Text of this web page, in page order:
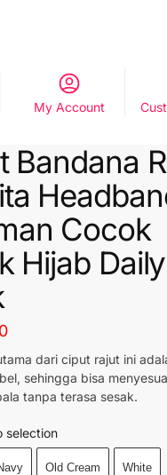
My Account
Bandana
Cocok
Hijab Daily
dari ciput rajut ini
sehingga bisa
tanpa terasa sesak.
selection
Old Cream White